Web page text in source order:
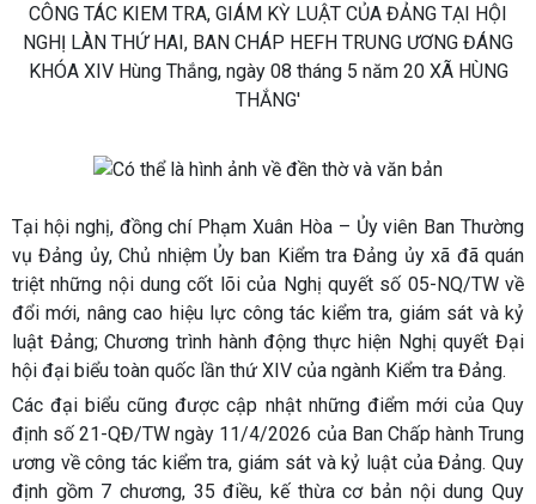
Tại hội nghị, đồng chí Phạm Xuân Hòa – Ủy viên Ban Thường
vụ Đảng ủy, Chủ nhiệm Ủy ban Kiểm tra Đảng ủy xã đã quán
triệt những nội dung cốt lõi của Nghị quyết số 05-NQ/TW về
đổi mới, nâng cao hiệu lực công tác kiểm tra, giám sát và kỷ
luật Đảng; Chương trình hành động thực hiện Nghị quyết Đại
hội đại biểu toàn quốc lần thứ XIV của ngành Kiểm tra Đảng.
Các đại biểu cũng được cập nhật những điểm mới của Quy
định số 21-QĐ/TW ngày 11/4/2026 của Ban Chấp hành Trung
ương về công tác kiểm tra, giám sát và kỷ luật của Đảng. Quy
định gồm 7 chương, 35 điều, kế thừa cơ bản nội dung Quy